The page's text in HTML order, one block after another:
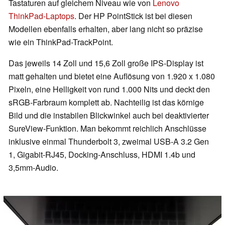
Tastaturen auf gleichem Niveau wie von Lenovo
ThinkPad-Laptops. Der HP PointStick ist bei diesen
Modellen ebenfalls erhalten, aber lang nicht so präzise
wie ein ThinkPad-TrackPoint.
Das jeweils 14 Zoll und 15,6 Zoll große IPS-Display ist
matt gehalten und bietet eine Auflösung von 1.920 x 1.080
Pixeln, eine Helligkeit von rund 1.000 Nits und deckt den
sRGB-Farbraum komplett ab. Nachteilig ist das körnige
Bild und die instabilen Blickwinkel auch bei deaktivierter
SureView-Funktion. Man bekommt reichlich Anschlüsse
inklusive einmal Thunderbolt 3, zweimal USB-A 3.2 Gen
1, Gigabit-RJ45, Docking-Anschluss, HDMI 1.4b und
3,5mm-Audio.